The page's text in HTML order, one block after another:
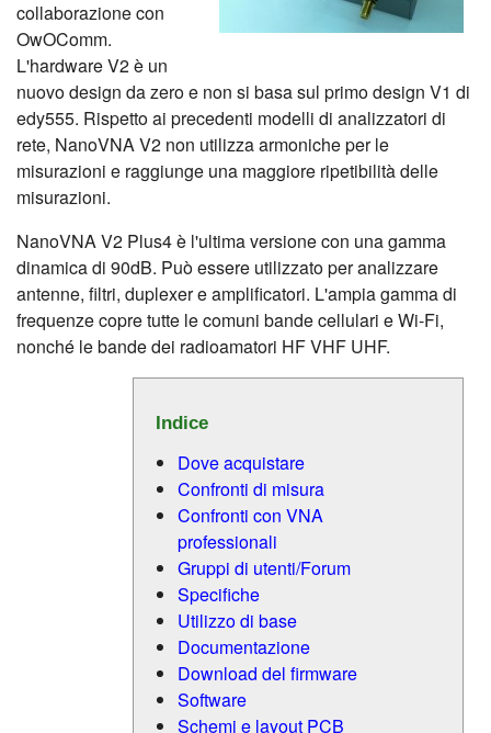
collaborazione con
OwOComm.
L'hardware V2 è un
nuovo design da zero e non si basa sul primo design V1 di
edy555. Rispetto ai precedenti modelli di analizzatori di
rete, NanoVNA V2 non utilizza armoniche per le
misurazioni e raggiunge una maggiore ripetibilità delle
misurazioni.
NanoVNA V2 Plus4 è l'ultima versione con una gamma
dinamica di 90dB. Può essere utilizzato per analizzare
antenne, filtri, duplexer e amplificatori. L'ampia gamma di
frequenze copre tutte le comuni bande cellulari e Wi-Fi,
nonché le bande dei radioamatori HF VHF UHF.
Indice
Dove acquistare
Confronti di misura
Confronti con VNA
professionali
Gruppi di utenti/Forum
Specifiche
Utilizzo di base
Documentazione
Download del firmware
Software
Schemi e layout PCB